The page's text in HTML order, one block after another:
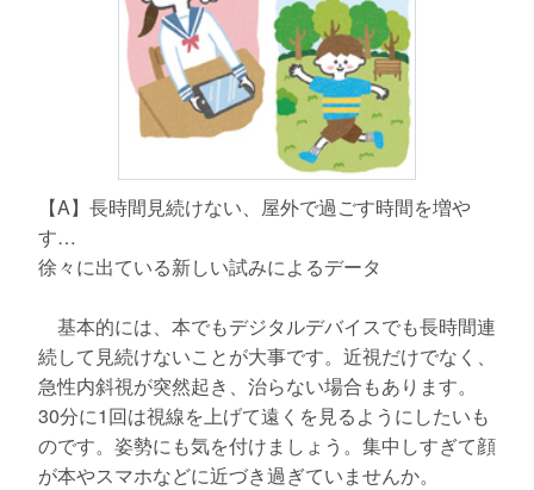
【A】長時間見続けない、屋外で過ごす時間を増や
す…
徐々に出ている新しい試みによるデータ
基本的には、本でもデジタルデバイスでも長時間連
続して見続けないことが大事です。近視だけでなく、
急性内斜視が突然起き、治らない場合もあります。
30分に1回は視線を上げて遠くを見るようにしたいも
のです。姿勢にも気を付けましょう。集中しすぎて顔
が本やスマホなどに近づき過ぎていませんか。